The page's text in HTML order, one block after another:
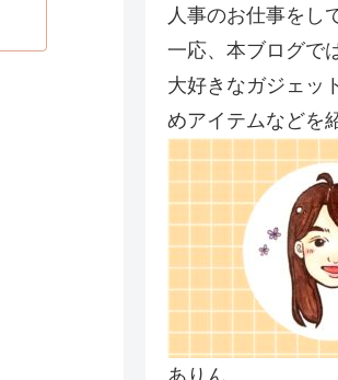
人事のお仕事をし
一応、本ブログで
大好きなガジェッ
めアイテムなどを
ありん